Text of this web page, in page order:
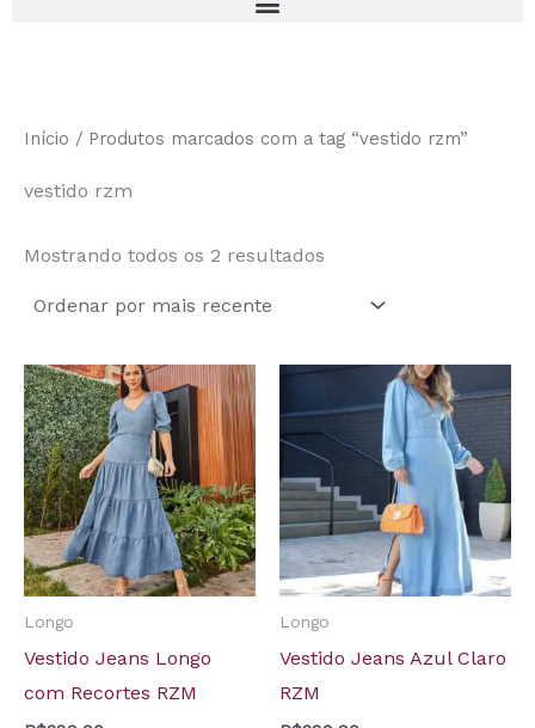
Início / Produtos marcados com a tag “vestido rzm”
vestido rzm
Mostrando todos os 2 resultados
Longo
Vestido Jeans Longo
com Recortes RZM
Longo
Vestido Jeans Azul Claro
RZM